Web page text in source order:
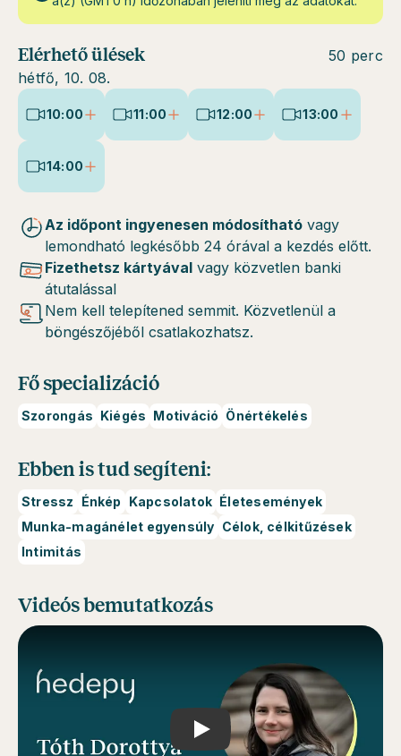
Elérhető ülések
hétfő, 10. 08.
50 perc
10:00 11:00 12:00 13:00
14:00
Az időpont ingyenesen módosítható vagy
lemondható legkésőbb 24 órával a kezdés előtt.
Fizethetsz kártyával vagy közvetlen banki
átutalással
Nem kell telepítened semmit. Közvetlenül a
böngészőjéből csatlakozhatsz.
Fő specializáció
Szorongás Kiégés Motiváció Önértékelés
Ebben is tud segíteni:
Stressz Énkép Kapcsolatok Életesemények
Munka-magánélet egyensúly Célok, célkitűzések
Intimitás
Videós bemutatkozás
Play